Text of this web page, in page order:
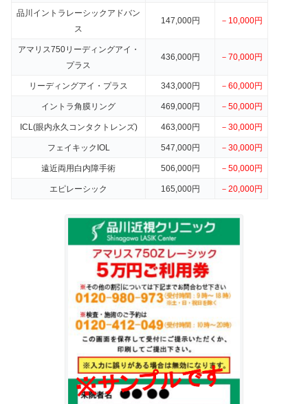
品川イントラレーシックアドバン
ス
147,000円 －10,000円
アマリス750リーディングアイ・
プラス
436,000円 －70,000円
リーディングアイ・プラス 343,000円 －60,000円
イントラ角膜リング 469,000円 －50,000円
ICL(眼内永久コンタクトレンズ) 463,000円 －30,000円
フェイキックIOL 547,000円 －30,000円
遠近両用白内障手術 506,000円 －50,000円
エピレーシック 165,000円 －20,000円